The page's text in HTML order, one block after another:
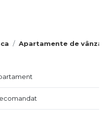
Apartamente de
si un balcon deschis, cu